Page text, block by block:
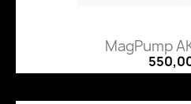
MagPump